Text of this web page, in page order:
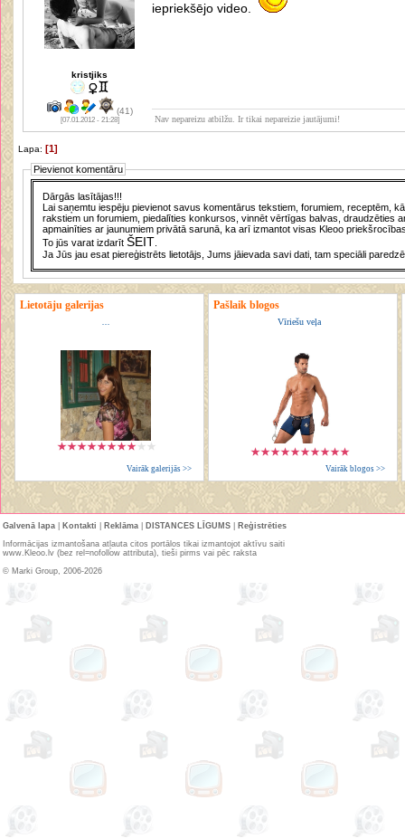
kristjiks
(41)
[07.01.2012 - 21:28]
iepriekšējo video.
Nav nepareizu atbilžu. Ir tikai nepareizie jautājumi!
Lapa: [1]
Pievienot komentāru
Dārgās lasītājas!!!
Lai saņemtu iespēju pievienot savus komentārus tekstiem, forumiem, receptēm,
rakstiem un forumiem, piedalīties konkursos, vinnēt vērtīgas balvas, draudzēties
apmainīties ar jaunumiem privātā sarunā, ka arī izmantot visas Kleoo
To jūs varat izdarītŠEIT
Ja Jūs jau esat piereģistrēts lietotājs, Jums jāievada savi dati, tam speciāli
Lietotāju galerijas
Vairāk galerijās >>
Pašlaik blogos
Vīriešu veļa
Vairāk blogos >>
Galvenā lapa Kontakti Reklāma DISTANCES LĪGUMS
Reģistrēties
Informācijas izmantošana atļauta citos portālos tikai izmantojot aktīvu saiti
www.Kleoo.lv (bez rel=nofollow attributa), tieši pirms vai pēc raksta
© Marki Group, 2006-2026